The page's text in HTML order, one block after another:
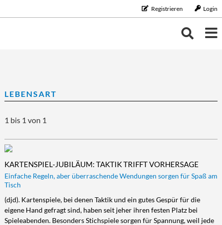
Registrieren Login
BILDUNG/BERUF
Aus-/Weiterbildung
Karriere
Ernährung
Diät/Gesunde Ernährung
FAMILIE/HAUSHALT
Familie/Haushalt
Tiere
GELD
Wirtschaft/Recht
Gesundheit
Vorsorge
Zahngesundheit
LEBENSART
Beauty
Freizeit
MOBILES LEBEN
Mobiles Leben
Auto/Motorrad
REISE/TOURISTIK
Reise/Touristik
RUND UMS HAUS
LEBENSART
1 bis 1 von 1
KARTENSPIEL-JUBILÄUM: TAKTIK TRIFFT VORHERSAGE
Einfache Regeln, aber überraschende Wendungen sorgen für Spaß am
Tisch
(djd). Kartenspiele, bei denen Taktik und ein gutes Gespür für die
eigene Hand gefragt sind, haben seit jeher ihren festen Platz bei
Spieleabenden. Besonders Stichspiele sorgen für Spannung, weil jede